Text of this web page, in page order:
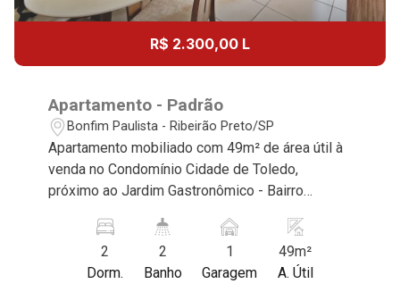
R$ 2.300,00 L
Apartamento - Padrão
Bonfim Paulista - Ribeirão Preto/SP
Apartamento mobiliado com 49m² de área útil à
venda no Condomínio Cidade de Toledo,
próximo ao Jardim Gastronômico - Bairro
as características deste imóvel que a Martinelli
Imobiliária selecionou para você: - 49m² de área
útil - 2 dormitórios com armários sendo 1 suíte
2
Dorm.
2
Banho
1
Garagem
49m²
A. Útil